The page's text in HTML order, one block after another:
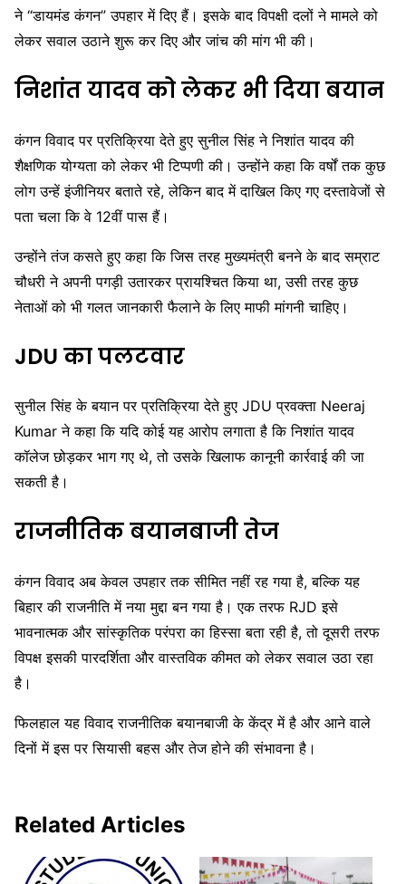
ने “डायमंड कंगन” उपहार में दिए हैं। इसके बाद विपक्षी दलों ने मामले को
लेकर सवाल उठाने शुरू कर दिए और जांच की मांग भी की।
निशांत यादव को लेकर भी दिया बयान
कंगन विवाद पर प्रतिक्रिया देते हुए सुनील सिंह ने निशांत यादव की
शैक्षणिक योग्यता को लेकर भी टिप्पणी की। उन्होंने कहा कि वर्षों तक कुछ
लोग उन्हें इंजीनियर बताते रहे, लेकिन बाद में दाखिल किए गए दस्तावेजों से
पता चला कि वे 12वीं पास हैं।
उन्होंने तंज कसते हुए कहा कि जिस तरह मुख्यमंत्री बनने के बाद सम्राट
चौधरी ने अपनी पगड़ी उतारकर प्रायश्चित किया था, उसी तरह कुछ
नेताओं को भी गलत जानकारी फैलाने के लिए माफी मांगनी चाहिए।
JDU का पलटवार
सुनील सिंह के बयान पर प्रतिक्रिया देते हुए JDU प्रवक्ता Neeraj
Kumar ने कहा कि यदि कोई यह आरोप लगाता है कि निशांत यादव
कॉलेज छोड़कर भाग गए थे, तो उसके खिलाफ कानूनी कार्रवाई की जा
सकती है।
राजनीतिक बयानबाजी तेज
कंगन विवाद अब केवल उपहार तक सीमित नहीं रह गया है, बल्कि यह
बिहार की राजनीति में नया मुद्दा बन गया है। एक तरफ RJD इसे
भावनात्मक और सांस्कृतिक परंपरा का हिस्सा बता रही है, तो दूसरी तरफ
विपक्ष इसकी पारदर्शिता और वास्तविक कीमत को लेकर सवाल उठा रहा
है।
फिलहाल यह विवाद राजनीतिक बयानबाजी के केंद्र में है और आने वाले
दिनों में इस पर सियासी बहस और तेज होने की संभावना है।
Related Articles